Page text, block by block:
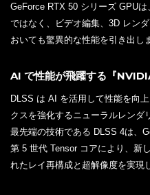
GeForce RTX 50 シリーズ GPU
ではなく、ビデオ編集、3D レン
おいても驚異的な性能を引き出し
AI で性能が飛躍する『
DLSS は AI を活用して性能を向
クスを強化するニューラルレンダ
最先端の技術である DLSS 4は、
第 5 世代 Tensor コアにより、新
れたレイ再構成と超解像度を実現